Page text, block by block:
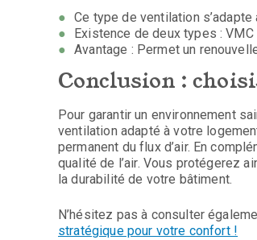
Ce type de ventilation s’adapte
Existence de deux types :
Avantage : Permet un
Conclusion :
Pour garantir un environnement
ventilation adapté à votre
permanent du flux d’air. En
qualité de l’air. Vous protégerez
la durabilité de votre bâtiment.
N’hésitez pas à consulter
stratégique pour votre confort !